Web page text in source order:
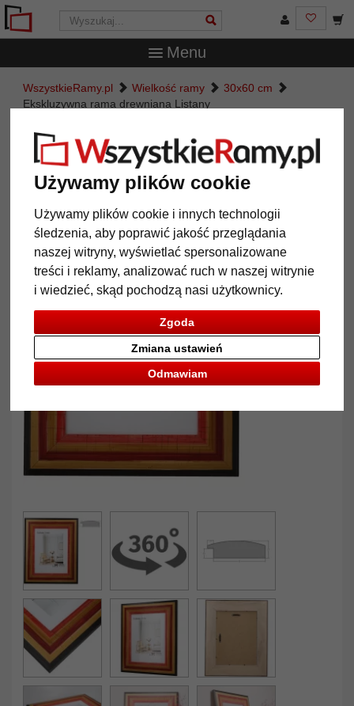
Używamy plików cookie
Używamy plików cookie i innych technologii
śledzenia, aby poprawić jakość przeglądania
naszej witryny, wyświetlać spersonalizowane
treści i reklamy, analizować ruch w naszej witrynie
i wiedzieć, skąd pochodzą nasi użytkownicy.
Zgoda
Odmawiam
Zmiana ustawień
Menu
WszystkieRamy.pl Wielkość ramy
30x60 cm
Ekskluzywna rama drewniana Listany
Ekskluzywna rama drewniana
Listany